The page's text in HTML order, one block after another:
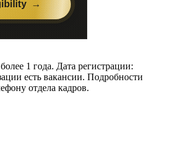
1 года. Дата регистрации:
есть вакансии. Подробности
отдела кадров.